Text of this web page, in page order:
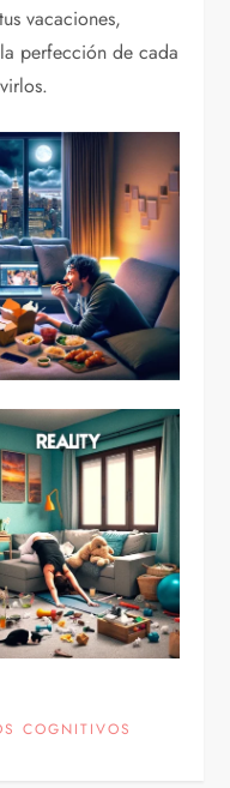
vacaciones,
perfección de cada
COGNITIVOS